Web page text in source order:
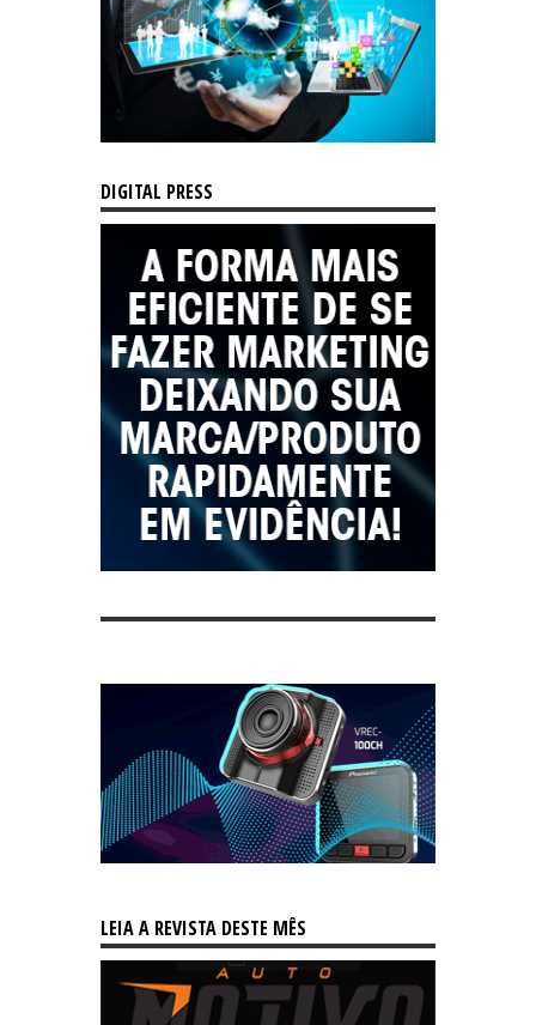
DIGITAL PRESS
LEIA A REVISTA DESTE MÊS